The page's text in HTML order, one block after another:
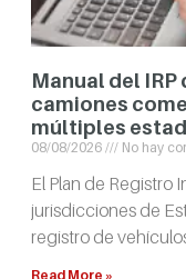
Manual del
camiones
múltiples
08/08/2026 No hay
El Plan de Registro
jurisdicciones de
registro de
Read More »